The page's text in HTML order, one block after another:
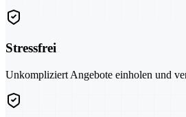
Stressfrei
Unkompliziert Angebote einholen und